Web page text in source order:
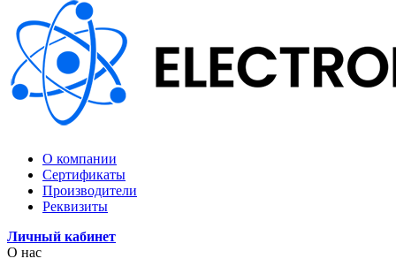
О компании
Сертификаты
Производители
Реквизиты
Личный кабинет
О нас